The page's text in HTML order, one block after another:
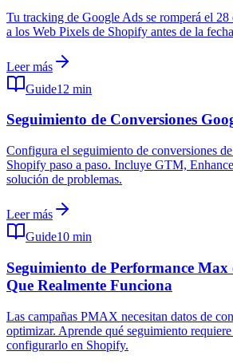
Tu tracking de Google Ads se romperá el
a los Web Pixels de Shopify antes de la
Leer más
Guide12 min
Seguimiento de Conversiones
Configura el seguimiento de conversiones
Shopify paso a paso. Incluye GTM,
solución de problemas.
Leer más
Guide10 min
Seguimiento de Performance
Que Realmente Funciona
Las campañas PMAX necesitan datos de
optimizar. Aprende qué seguimiento
configurarlo en Shopify.